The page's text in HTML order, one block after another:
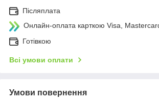
Післяплата
Онлайн-оплата карткою Visa,
Готівкою
Всі умови оплати
Умови повернення